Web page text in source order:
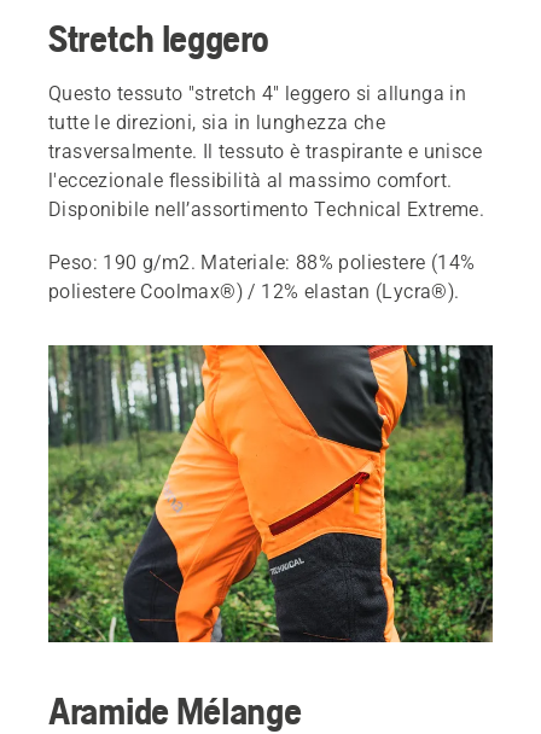
Stretch leggero
Questo tessuto "stretch 4" leggero si allunga in
tutte le direzioni, sia in lunghezza che
trasversalmente. Il tessuto è traspirante e unisce
l'eccezionale flessibilità al massimo comfort.
Disponibile nell’assortimento Technical Extreme.
Peso: 190 g/m2. Materiale: 88% poliestere (14%
poliestere Coolmax®) / 12% elastan (Lycra®).
Aramide Mélange